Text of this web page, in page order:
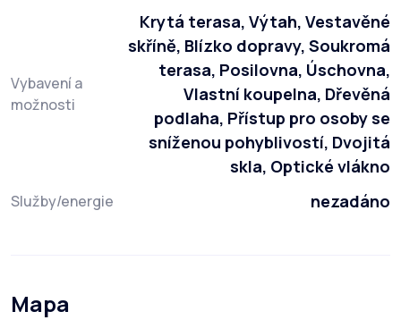
Vybavení a
možnosti
Krytá terasa, Výtah, Vestavěné
skříně, Blízko dopravy, Soukromá
terasa, Posilovna, Úschovna,
Vlastní koupelna, Dřevěná
podlaha, Přístup pro osoby se
sníženou pohyblivostí, Dvojitá
skla, Optické vlákno
Služby/energie nezadáno
Mapa